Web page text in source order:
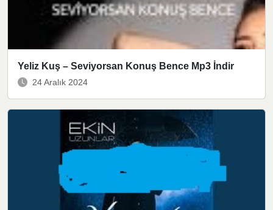
Yeliz Kuş – Seviyorsan Konuş Bence Mp3 İndir
24 Aralık 2024